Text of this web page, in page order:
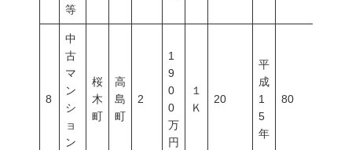
等
8
中
古
マ
ン
シ
ョ
ン
桜
木
町
高
島
町
2
1
9
0
0
万
円
１
Ｋ
20
平
成
1
5
年
80